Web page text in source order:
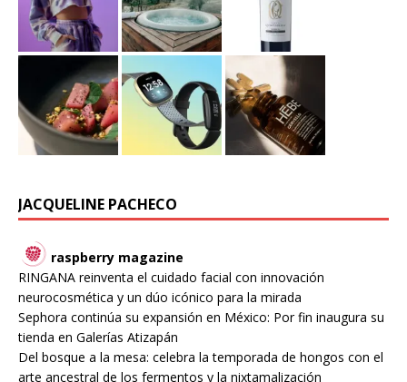
JACQUELINE PACHECO
raspberry magazine
RINGANA reinventa el cuidado facial con innovación
neurocosmética y un dúo icónico para la mirada
Sephora continúa su expansión en México: Por fin inaugura su
tienda en Galerías Atizapán
Del bosque a la mesa: celebra la temporada de hongos con el
arte ancestral de los fermentos y la nixtamalización